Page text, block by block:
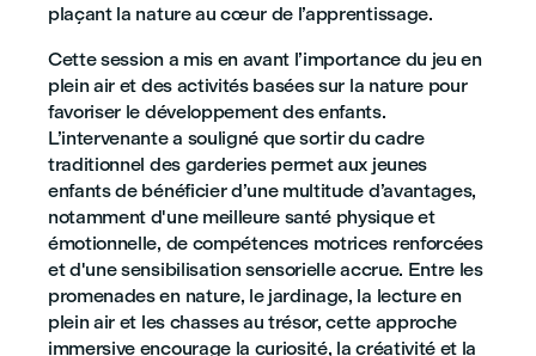
plaçant la nature au cœur de l’apprentissage.
Cette session a mis en avant l’importance du jeu en
plein air et des activités basées sur la nature pour
favoriser le développement des enfants.
L’intervenante a souligné que sortir du cadre
traditionnel des garderies permet aux jeunes
enfants de bénéficier d’une multitude d’avantages,
notamment d'une meilleure santé physique et
émotionnelle, de compétences motrices renforcées
et d'une sensibilisation sensorielle accrue. Entre les
promenades en nature, le jardinage, la lecture en
plein air et les chasses au trésor, cette approche
immersive encourage la curiosité, la créativité et la